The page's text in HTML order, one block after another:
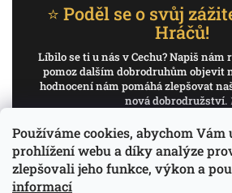
Používáme cookies, abychom
prohlížení webu a díky analýze
zlepšovali jeho funkce, výkon a
informací
⭐ Poděl se o svůj
Hráčů!
Líbilo se ti u nás v Cechu? Napiš nám
pomoz dalším dobrodruhům objevit
hodnocení nám pomáhá zlepšovat
nová dobrodružství.
✍️ Napiš recenzi na
Děkujeme, že pomáháš psát příběh